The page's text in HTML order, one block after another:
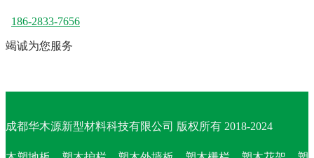
186-2833-7656
竭诚为您服务
成都华木源新型材料科技有限公司 版权所有 2018-2024